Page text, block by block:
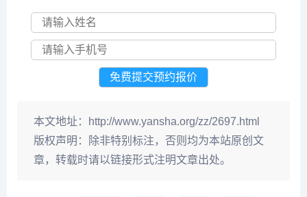
本文地址：
http://www.yansha.org/zz/2697.html
版权声明：
除非特别标注，否则均为本站原创文
章，转载时请以链接形式注明文章出处。